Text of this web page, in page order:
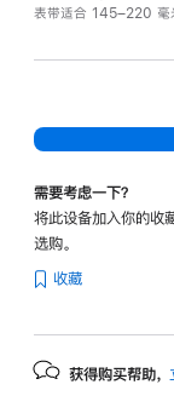
表带适合 145–220 毫
需要考虑一下？
将此设备加入你的收
选购。
收藏
获得购买帮助，